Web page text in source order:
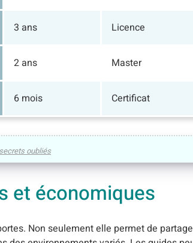
3 ans Licence
2 ans Master
6 mois Certificat
oubliés
et économiques
Non seulement elle permet de